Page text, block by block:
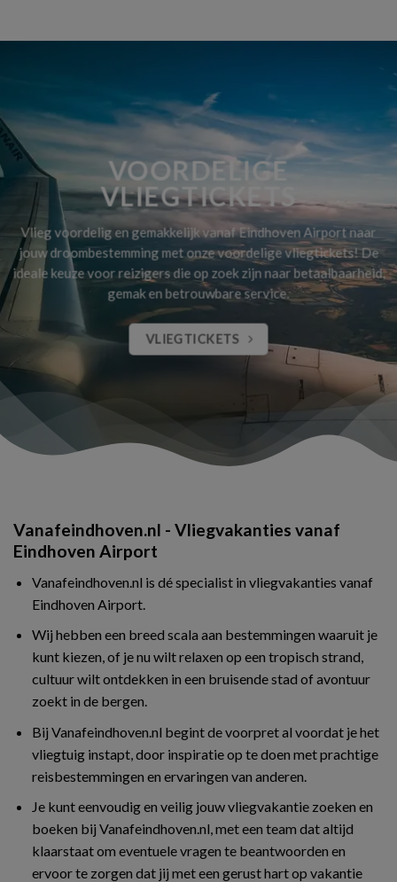
VOORDELIGE
VLIEGTICKETS
Vlieg voordelig en gemakkelijk vanaf Eindhoven Airport naar
jouw droombestemming met onze voordelige vliegtickets! De
ideale keuze voor reizigers die op zoek zijn naar betaalbaarheid,
gemak en betrouwbare service.
VLIEGTICKETS
Vanafeindhoven.nl - Vliegvakanties vanaf
Eindhoven Airport
Vanafeindhoven.nl is dé specialist in vliegvakanties vanaf
Eindhoven Airport.
Wij hebben een breed scala aan bestemmingen waaruit je
kunt kiezen, of je nu wilt relaxen op een tropisch strand,
cultuur wilt ontdekken in een bruisende stad of avontuur
zoekt in de bergen.
Bij Vanafeindhoven.nl begint de voorpret al voordat je het
vliegtuig instapt, door inspiratie op te doen met prachtige
reisbestemmingen en ervaringen van anderen.
Je kunt eenvoudig en veilig jouw vliegvakantie zoeken en
boeken bij Vanafeindhoven.nl, met een team dat altijd
klaarstaat om eventuele vragen te beantwoorden en
ervoor te zorgen dat jij met een gerust hart op vakantie